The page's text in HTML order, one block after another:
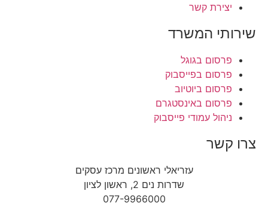
יצירת קשר
שירותי המשרד
פרסום בגוגל
פרסום בפייסבוק
פרסום ביוטיוב
פרסום באינסטגרם
ניהול עמודי פייסבוק
צרו קשר
עזריאלי ראשונים מרכז עסקים
שדרות נים 2, ראשון לציון
077-9966000